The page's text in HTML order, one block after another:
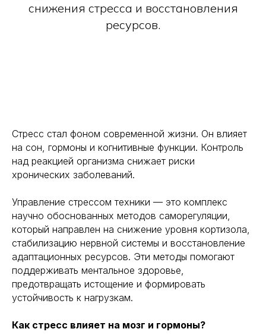
снижения стресса и восстановления
ресурсов.
Стресс стал фоном современной жизни. Он влияет
на сон, гормоны и когнитивные функции. Контроль
над реакцией организма снижает риски
хронических заболеваний.
Управление стрессом техники — это комплекс
научно обоснованных методов саморегуляции,
который направлен на снижение уровня кортизола,
стабилизацию нервной системы и восстановление
адаптационных ресурсов. Эти методы помогают
поддерживать ментальное здоровье,
предотвращать истощение и формировать
устойчивость к нагрузкам.
Как стресс влияет на мозг и гормоны?